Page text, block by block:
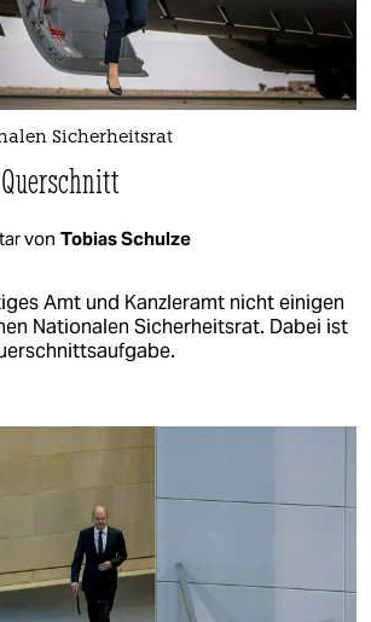
Sicherheitsrat
von Tobias Schulze
Amt und Kanzleramt nicht einigen
Nationalen Sicherheitsrat. Dabei ist